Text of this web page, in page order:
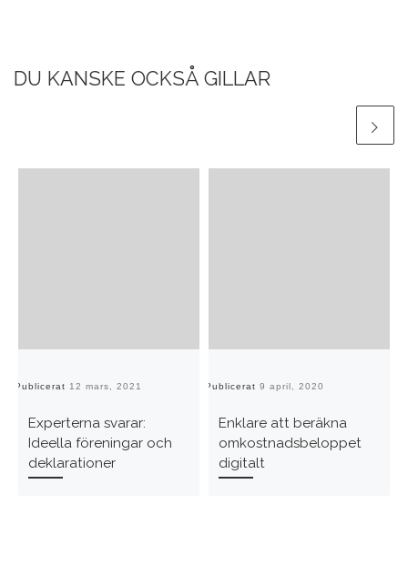
DU KANSKE OCKSÅ GILLAR
Publicerat 12 mars, 2021
Experterna svarar:
Ideella föreningar och
deklarationer
Publicerat 9 april, 2020
Enklare att beräkna
omkostnadsbeloppet
digitalt